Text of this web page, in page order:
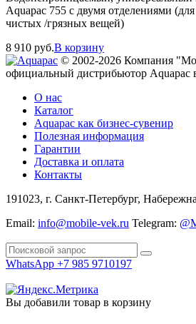
Aquapac 755 с двумя отделениями
чистых /грязных вещей)
8 910 руб.В корзину
© 2002-2026 Компания
официальный дистрибьютор Aquapac
О нас
Каталог
Aquapac как бизнес-сувенир
Полезная информация
Гарантии
Доставка и оплата
Контакты
191023, г. Санкт-Петербург,
Email: info@mobile-vek.ru Telegram:
WhatsApp +7 985 9710197
Вы добавили товар в корзину